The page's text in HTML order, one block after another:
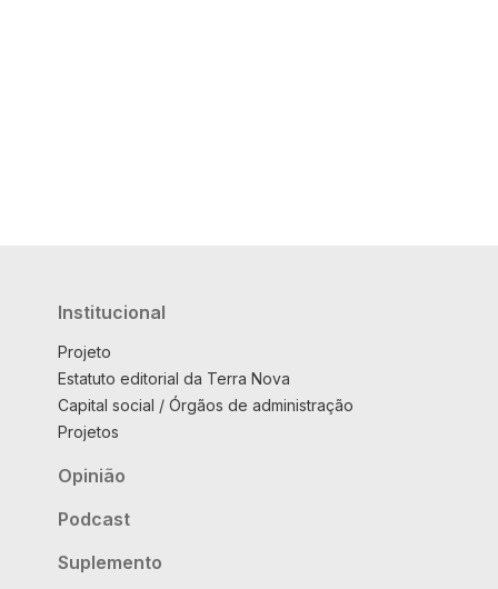
Institucional
Projeto
Estatuto editorial da Terra Nova
Capital social / Órgãos de administração
Projetos
Opinião
Podcast
Suplemento